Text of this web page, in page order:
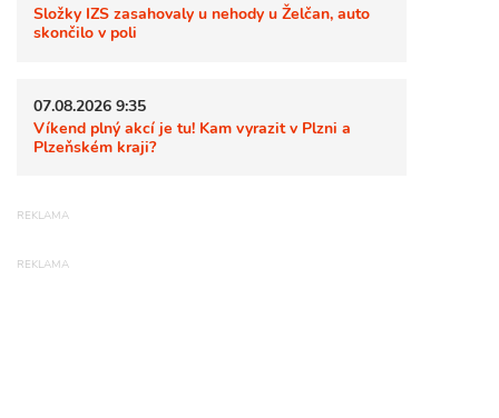
Složky IZS zasahovaly u nehody u Želčan, auto
skončilo v poli
07.08.2026 9:35
Víkend plný akcí je tu! Kam vyrazit v Plzni a
Plzeňském kraji?